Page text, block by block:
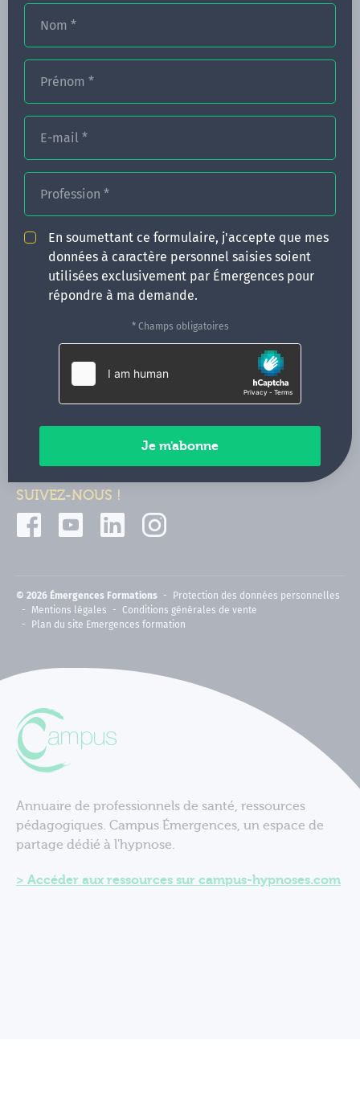
Nom *
Prénom *
E-mail *
Profession *
En soumettant ce formulaire, j'accepte que mes
données à caractère personnel saisies soient
utilisées exclusivement par Émergences pour
répondre à ma demande.
* Champs obligatoires
CONGRÈS
ACTUALITÉS
INFOS PRATIQUES
Qui sommes-nous ?
CONTACT
35000 Rennes
02 99 05 25 47
Contactez-nous
Paiements sécurisés
SUIVEZ-NOUS !
© 2026 Émergences Formations
Protection des données personnelles
Mentions légales
Conditions générales de vente
Plan du site Emergences formation
Annuaire de professionnels de santé, ressources
pédagogiques. Campus Émergences, un espace de
partage dédié à l'hypnose.
Accéder aux ressources sur campus-hypnoses.com